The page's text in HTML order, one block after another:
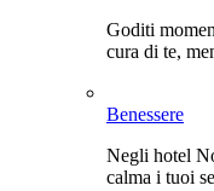
Goditi
cura di te,
Benessere
Negli hotel
calma i tuoi